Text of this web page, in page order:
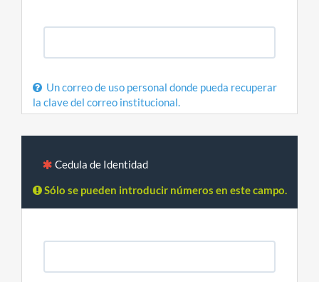
Un correo de uso personal donde pueda recuperar
la clave del correo institucional.
Cedula de Identidad
Sólo se pueden introducir números en este campo.